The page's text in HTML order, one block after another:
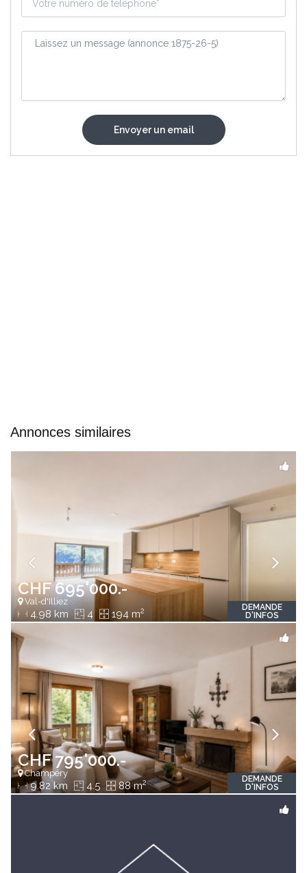
Annonces similaires
CHF 695'000.-
Val-d'Illiez
4.98 km 4 194 m2
DEMANDE
D'INFOS
CHF 795'000.-
Champéry
9.82 km 4.5 88 m2
DEMANDE
D'INFOS